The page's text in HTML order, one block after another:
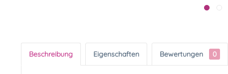
Beschreibung Eigenschaften Bewertungen 0